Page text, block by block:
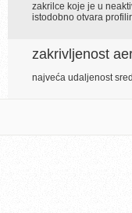
zakrilce koje je u
istodobno otvara
zakrivljenost
najveća udaljenost